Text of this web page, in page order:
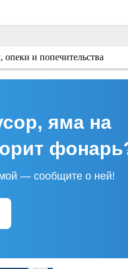
и попечительства
яма на
— сообщите о ней!